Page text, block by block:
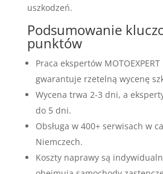
uszkodzeń.
Podsumowanie
punktów
Praca ekspertów
gwarantuje rzetelną wycenę
Wycena trwa 2-3 dni, a
do 5 dni.
Obsługa w 400+ serwisach w
Niemczech.
Koszty naprawy są